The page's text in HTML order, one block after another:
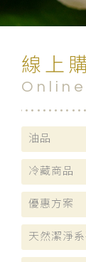
線上
油品
冷藏商品
優惠方案
天然潔淨系